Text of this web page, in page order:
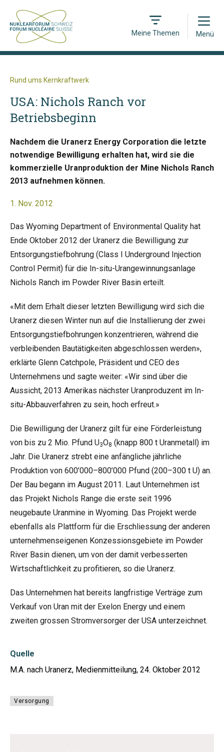
Meine Themen
Open
Menü
Rund ums Kernkraftwerk
USA: Nichols Ranch vor
Betriebsbeginn
Nachdem die Uranerz Energy Corporation die letzte
notwendige Bewilligung erhalten hat, wird sie die
kommerzielle Uranproduktion der Mine Nichols Ranch
2013 aufnehmen können.
1. Nov. 2012
Das Wyoming Department of Environmental Quality hat
Ende Oktober 2012 der Uranerz die Bewilligung zur
Entsorgungstiefbohrung (Class I Underground Injection
Control Permit) für die In-situ-Urangewinnungsanlage
Nichols Ranch im Powder River Basin erteilt.
«Mit dem Erhalt dieser letzten Bewilligung wird sich die
Uranerz diesen Winter nun auf die Installierung der zwei
Entsorgungstiefbohrungen konzentrieren, während die
verbleibenden Bautätigkeiten abgeschlossen werden»,
erklärte Glenn Catchpole, Präsident und CEO des
Unternehmens und sagte weiter: «Wir sind über die
Aussicht, 2013 Amerikas nächster Uranproduzent im In-
situ-Abbauverfahren zu sein, hoch erfreut.»
Die Bewilligung der Uranerz gilt für eine Förderleistung
von bis zu 2 Mio. Pfund U3O8 (knapp 800 t Uranmetall) im
Jahr. Die Uranerz strebt eine anfängliche jährliche
Produktion von 600’000–800’000 Pfund (200–300 t U) an.
Der Bau begann im August 2011. Laut Unternehmen ist
das Projekt Nichols Range die erste seit 1996
neugebaute Uranmine in Wyoming. Das Projekt werde
ebenfalls als Plattform für die Erschliessung der anderen
unternehmenseigenen Konzessionsgebiete im Powder
River Basin dienen, um von der damit verbesserten
Wirtschaftlichkeit zu profitieren, so die Uranerz.
Das Unternehmen hat bereits langfristige Verträge zum
Verkauf von Uran mit der Exelon Energy und einem
zweiten grossen Stromversorger der USA unterzeichnet.
Quelle
M.A. nach Uranerz, Medienmitteilung, 24. Oktober 2012
Versorgung